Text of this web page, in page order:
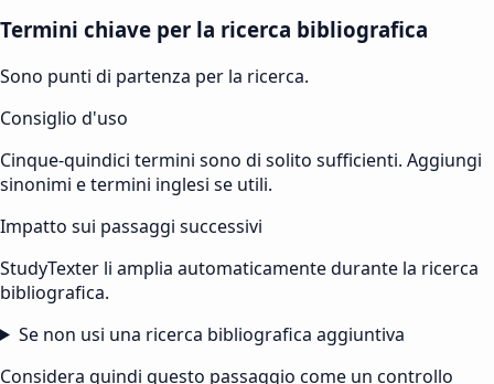
Termini chiave per la ricerca bibliografica
Sono punti di partenza per la ricerca.
Consiglio d'uso
Cinque-quindici termini sono di solito sufficienti. Aggiungi
sinonimi e termini inglesi se utili.
Impatto sui passaggi successivi
StudyTexter li amplia automaticamente durante la ricerca
bibliografica.
Se non usi una ricerca bibliografica aggiuntiva
Considera quindi questo passaggio come un controllo